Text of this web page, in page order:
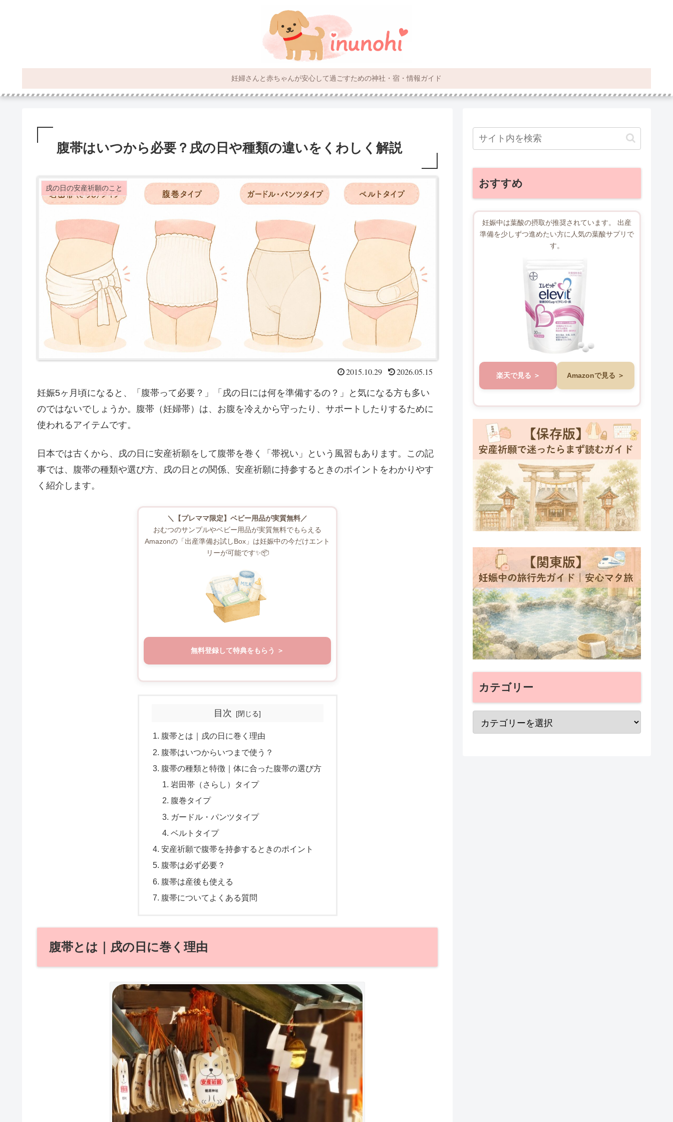
妊婦さんと赤ちゃんが安心して過ごすための神社・宿・情報ガイド
腹帯はいつから必要？戌の日や種類の違いをくわしく解説
戌の日の安産祈願のこと
2015.10.29 2026.05.15
妊娠5ヶ月頃になると、「腹帯って必要？」「戌の日には何を準備するの？」と気になる方も多い
のではないでしょうか。腹帯（妊婦帯）は、お腹を冷えから守ったり、サポートしたりするために
使われるアイテムです。
日本では古くから、戌の日に安産祈願をして腹帯を巻く「帯祝い」という風習もあります。この記
事では、腹帯の種類や選び方、戌の日との関係、安産祈願に持参するときのポイントをわかりやす
く紹介します。
＼【プレママ限定】ベビー用品が実質無料／
おむつのサンプルやベビー用品が実質無料でもらえる
Amazonの「出産準備お試しBox」は妊娠中の今だけエント
リーが可能です✨📦
無料登録して特典をもらう
目次
腹帯とは｜戌の日に巻く理由
腹帯はいつからいつまで使う？
腹帯の種類と特徴｜体に合った腹帯の選び方
岩田帯（さらし）タイプ
腹巻タイプ
ガードル・パンツタイプ
ベルトタイプ
安産祈願で腹帯を持参するときのポイント
腹帯は必ず必要？
腹帯は産後も使える
腹帯についてよくある質問
腹帯とは｜戌の日に巻く理由
おすすめ
妊娠中は葉酸の摂取が推奨されています。 出産
準備を少しずつ進めたい方に人気の葉酸サプリで
す。
楽天で見る Amazonで見る
カテゴリー